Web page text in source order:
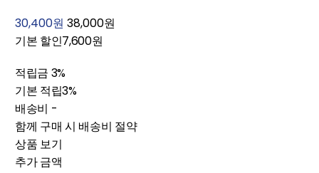
30,400원 38,000원
기본 할인7,600원
적립금 3%
기본 적립3%
배송비 -
함께 구매 시 배송비 절약
상품 보기
추가 금액